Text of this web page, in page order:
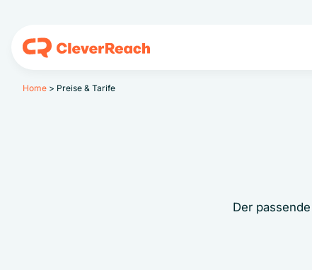
Home > Preise & Tarife
Der